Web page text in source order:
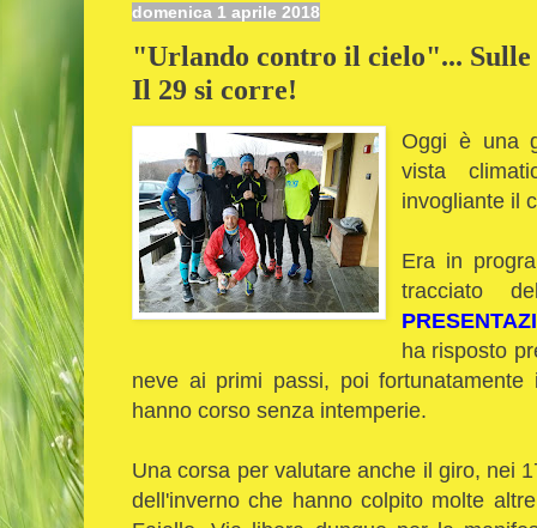
domenica 1 aprile 2018
"Urlando contro il cielo"... Sulle
Il 29 si corre!
Oggi è una
vista
invogliante il
Era in
tracciato
ha risposto
neve ai primi passi, poi
hanno corso senza intemperie.
Una corsa per valutare anche il giro, nei
dell'inverno che hanno colpito molte